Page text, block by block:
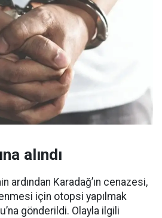
alındı
ardından Karadağ’ın cenazesi,
için otopsi yapılmak
gönderildi. Olayla ilgili